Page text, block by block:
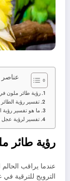
عناصر
رؤية طائر ملون
تفسير رؤية
ما هو تفسير رؤية
تفسير لرؤية
رؤية طائر
عندما يراقب
الترويج للترقية في